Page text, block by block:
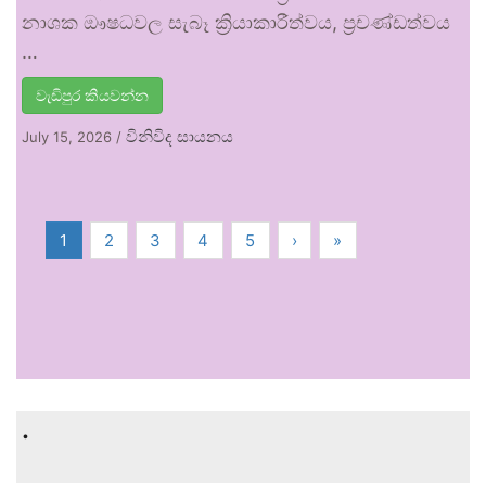
නාශක ඖෂධවල සැබෑ ක්‍රියාකාරීත්වය, ප්‍රචණ්ඩත්වය
…
වැඩිපුර කියවන්න
July 15, 2026 / විනිවිද සායනය
1 2 3 4 5 › »
.